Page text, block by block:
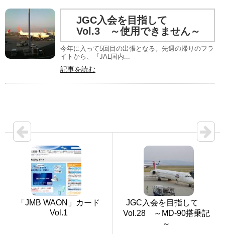
JGC入会を目指して
Vol.3 ～使用できません～
今年に入って5回目の出張となる。先週の帰りのフラ
イトから、『JAL国内...
記事を読む
「JMB WAON」カード
Vol.1
JGC入会を目指して
Vol.28 ～MD-90搭乗記
～